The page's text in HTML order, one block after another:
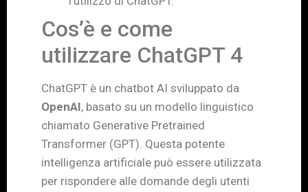
Cos’è e come
utilizzare ChatGPT 4
ChatGPT è un chatbot AI sviluppato da
OpenAI, basato su un modello linguistico
chiamato Generative Pretrained
Transformer (GPT). Questa potente
intelligenza artificiale può essere utilizzata
per rispondere alle domande degli utenti